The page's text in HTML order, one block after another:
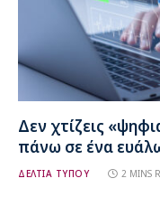
Δεν χτίζεις
πάνω σε ένα
ΔΕΛΤΙΑ ΤΥΠΟΥ 2 MINS